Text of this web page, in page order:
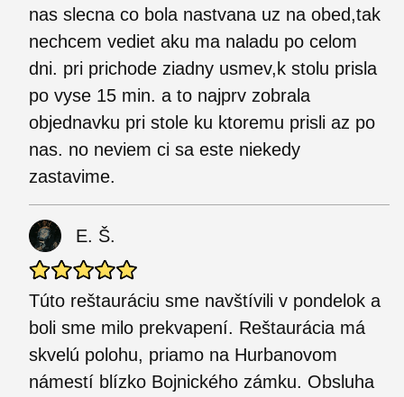
nas slecna co bola nastvana uz na obed,tak
nechcem vediet aku ma naladu po celom
dni. pri prichode ziadny usmev,k stolu prisla
po vyse 15 min. a to najprv zobrala
objednavku pri stole ku ktoremu prisli az po
nas. no neviem ci sa este niekedy
zastavime.
E. Š.
Túto reštauráciu sme navštívili v pondelok a
boli sme milo prekvapení. Reštaurácia má
skvelú polohu, priamo na Hurbanovom
námestí blízko Bojnického zámku. Obsluha